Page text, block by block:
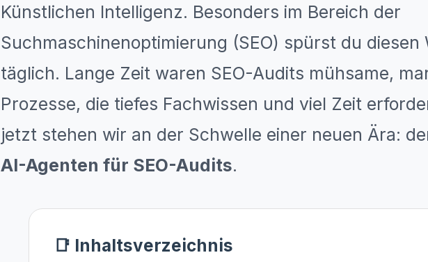
Künstlichen Intelligenz. Besonders im Bereich der
Suchmaschinenoptimierung (SEO) spürst du diesen
täglich. Lange Zeit waren SEO-Audits mühsame,
Prozesse, die tiefes Fachwissen und viel Zeit
jetzt stehen wir an der Schwelle einer neuen Ära:
AI-Agenten für SEO-Audits.
📑 Inhaltsverzeichnis